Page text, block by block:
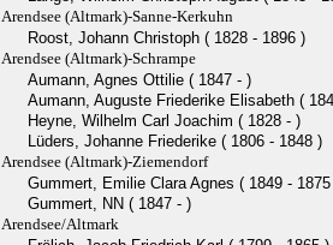
Arendsee (Altmark)-Sanne-Kerkuhn
Roost, Johann Christoph ( 1828 - 1896 )
Arendsee (Altmark)-Schrampe
Aumann, Agnes Ottilie ( 1847 - )
Aumann, Auguste Friederike Elisabeth (
Heyne, Wilhelm Carl Joachim ( 1828 - )
Lüders, Johanne Friederike ( 1806 - 1848 )
Arendsee (Altmark)-Ziemendorf
Gummert, Emilie Clara Agnes ( 1849 -
Gummert, NN ( 1847 - )
Arendsee/Altmark